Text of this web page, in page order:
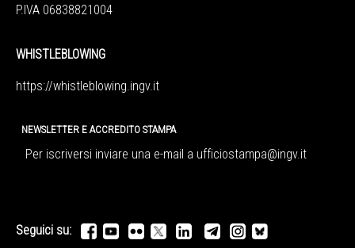
P.IVA 06838821004
WHISTLEBLOWING
https://whistleblowing.ingv.it
NEWSLETTER E ACCREDITO STAMPA
Per iscriversi inviare una e-mail a ufficiostampa@ingv.it
Seguici su: